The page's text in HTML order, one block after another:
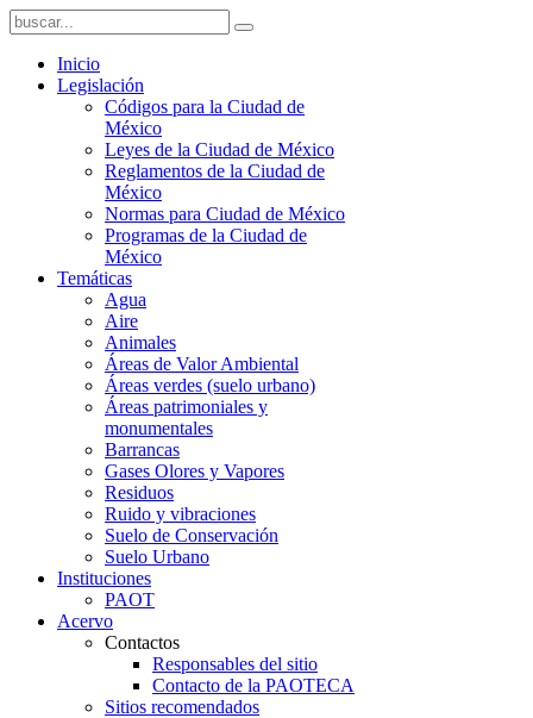
Inicio
Legislación
Códigos para la Ciudad de
México
Leyes de la Ciudad de México
Reglamentos de la Ciudad de
México
Normas para Ciudad de México
Programas de la Ciudad de
México
Temáticas
Agua
Aire
Animales
Áreas de Valor Ambiental
Áreas verdes (suelo urbano)
Áreas patrimoniales y
monumentales
Barrancas
Gases Olores y Vapores
Residuos
Ruido y vibraciones
Suelo de Conservación
Suelo Urbano
Instituciones
PAOT
Acervo
Contactos
Responsables del sitio
Contacto de la PAOTECA
Sitios recomendados